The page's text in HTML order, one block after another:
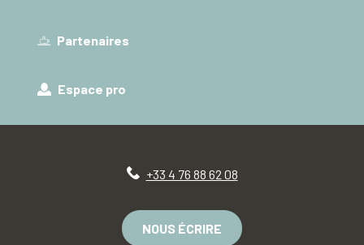
Partenaires
Espace pro
+33 4 76 88 62 08
NOUS ÉCRIRE